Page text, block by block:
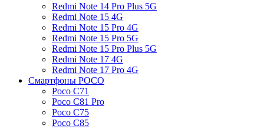
Redmi Note 14 Pro Plus 5G
Redmi Note 15 4G
Redmi Note 15 Pro 4G
Redmi Note 15 Pro 5G
Redmi Note 15 Pro Plus 5G
Redmi Note 17 4G
Redmi Note 17 Pro 4G
Смартфоны POCO
Poco C71
Poco C81 Pro
Poco C75
Poco C85